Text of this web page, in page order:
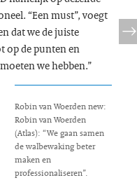
“Een must”, voegt
dat we de juiste
op de punten en
we hebben.”
Robin van Woerden new:
Robin van Woerden
(Atlas): “We gaan samen
de walbewaking beter
maken en
professionaliseren”.